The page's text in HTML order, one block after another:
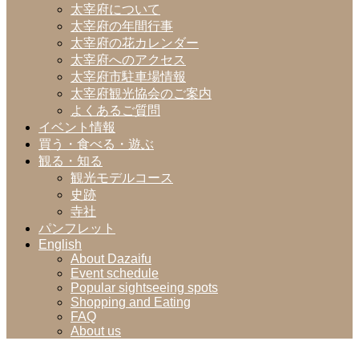
太宰府について
太宰府の年間行事
太宰府の花カレンダー
太宰府へのアクセス
太宰府市駐車場情報
太宰府観光協会のご案内
よくあるご質問
イベント情報
買う・食べる・遊ぶ
観る・知る
観光モデルコース
史跡
寺社
パンフレット
English
About Dazaifu
Event schedule
Popular sightseeing spots
Shopping and Eating
FAQ
About us